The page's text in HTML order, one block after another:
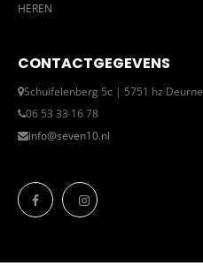
HEREN
CONTACTGEGEVENS
Schuifelenberg 5c | 5751 hz Deurne
06 53 33 16 78
info@seven10.nl